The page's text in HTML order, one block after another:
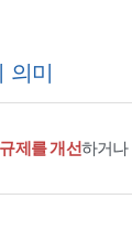
미
제를 개선하거나